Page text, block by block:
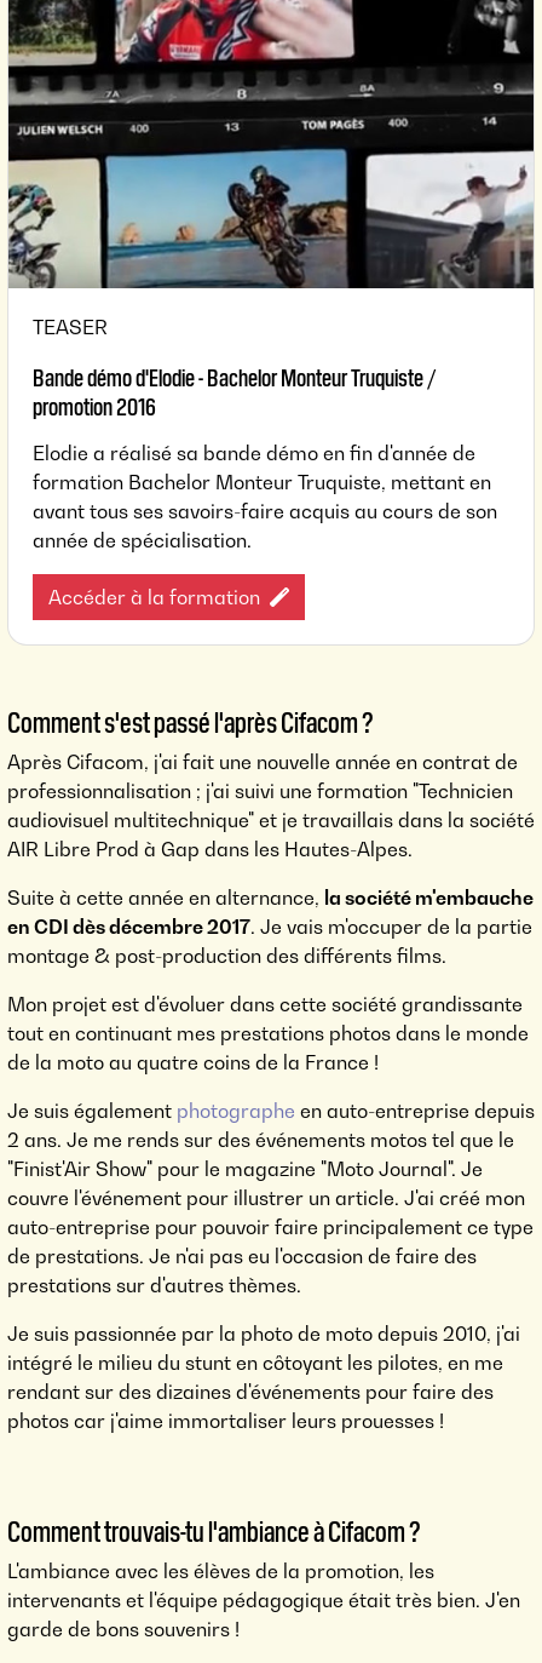
TEASER
Bande démo d'Elodie - Bachelor Monteur Truquiste /
promotion 2016
Elodie a réalisé sa bande démo en fin d'année de
formation Bachelor Monteur Truquiste, mettant en
avant tous ses savoirs-faire acquis au cours de son
année de spécialisation.
Accéder à la formation
Comment s'est passé l'après Cifacom ?
Après Cifacom, j'ai fait une nouvelle année en contrat de
professionnalisation ; j'ai suivi une formation "Technicien
audiovisuel multitechnique"​ et je travaillais dans la société
AIR Libre Prod à Gap dans les Hautes-Alpes.
Suite à cette année en alternance, la société m'embauche
en CDI dès décembre 2017. Je vais m'occuper de la partie
montage & post-production des différents films.
Mon projet est d'évoluer dans cette société grandissante
tout en continuant mes prestations photos dans le monde
de la moto au quatre coins de la France !
Je suis également photographe en auto-entreprise depuis
2 ans. Je me rends sur des événements motos tel que le
"Finist'Air Show" pour le magazine "Moto Journal". Je
couvre l'événement pour illustrer un article. J'ai créé mon
auto-entreprise pour pouvoir faire principalement ce type
de prestations. Je n'ai pas eu l'occasion de faire des
prestations sur d'autres thèmes.
Je suis passionnée par la photo de moto depuis 2010, j'ai
intégré le milieu du stunt en côtoyant les pilotes, en me
rendant sur des dizaines d'événements pour faire des
photos car j'aime immortaliser leurs prouesses !
Comment trouvais-tu l'ambiance à Cifacom ?
L'ambiance avec les élèves de la promotion, les
intervenants et l'équipe pédagogique était très bien. J'en
garde de bons souvenirs !